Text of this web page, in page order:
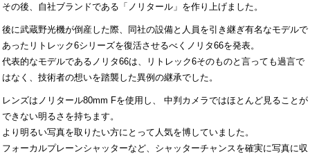
その後、自社ブランドである「ノリタール」を作り上げました。
後に武蔵野光機が倒産した際、同社の設備と人員を引き継ぎ有名なモデルで
あったリトレック6シリーズを復活させるべくノリタ66を発表。
代表的なモデルであるノリタ66は、リトレック6そのものと言っても過言で
はなく、技術者の想いを踏襲した異例の継承でした。
レンズはノリタール80mm Fを使用し、 中判カメラではほとんど見ることが
できない明るさを持ちます。
より明るい写真を取りたい方にとって人気を博していました。
フォーカルプレーンシャッターなど、シャッターチャンスを確実に写真に収